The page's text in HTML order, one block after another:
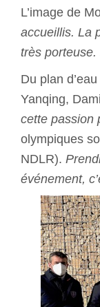
L’image de
accueillis. La
très porteuse.
Du plan
Yanqing,
cette passion
olympiques
NDLR).
événement,